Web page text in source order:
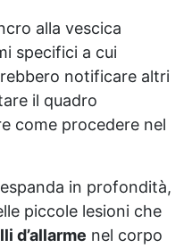
alla vescica
specifici a cui
notificare altri
il quadro
come procedere nel
in profondità,
piccole lesioni che
d’allarme nel corpo